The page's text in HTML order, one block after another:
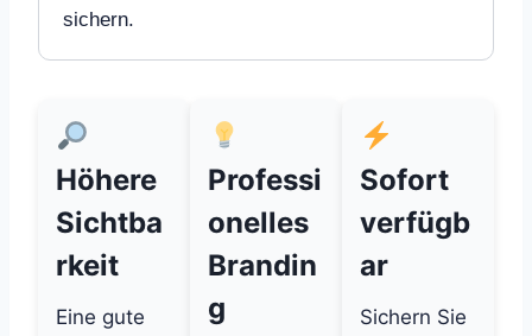
sichern.
Höhere
Sichtba
rkeit
Eine gute
Professi
onelles
Brandin
g
Sofort
verfügb
ar
Sichern Sie